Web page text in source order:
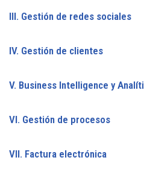
III. Gestión de redes sociales
IV. Gestión de clientes
V. Business Intelligence y
VI. Gestión de procesos
VII. Factura electrónica